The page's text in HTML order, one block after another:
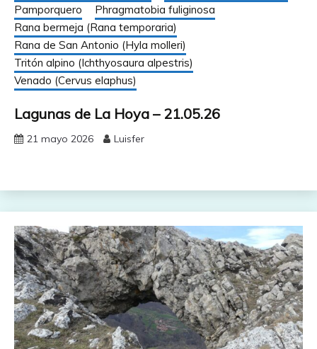
Pamporquero
Phragmatobia fuliginosa
Rana bermeja (Rana temporaria)
Rana de San Antonio (Hyla molleri)
Tritón alpino (Ichthyosaura alpestris)
Venado (Cervus elaphus)
Lagunas de La Hoya – 21.05.26
21 mayo 2026 Luisfer